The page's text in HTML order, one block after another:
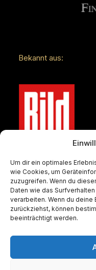
Um dir ein optimales
wie Cookies, um
zuzugreifen. Wenn du
Daten wie das
verarbeiten. Wenn du
zurückziehst, können
beeinträchtigt werden.
Bekannt aus: